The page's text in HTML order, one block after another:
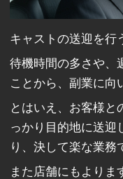
キャストの送迎を行
待機時間の多さや、
ことから、副業に向
とはいえ、お客様と
っかり目的地に送迎
り、決して楽な業務
また店舗にもよりま